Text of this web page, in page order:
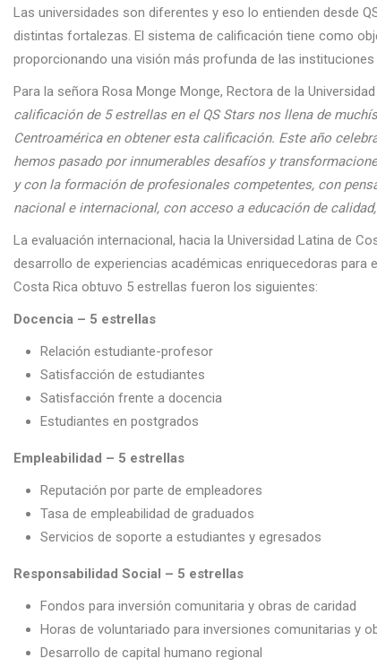
Las universidades son diferentes y eso lo entienden desde
distintas fortalezas. El sistema de calificación tiene como
proporcionando una visión más profunda de las instituciones
Para la señora Rosa Monge Monge, Rectora de la
calificación de 5 estrellas en el QS Stars nos llena de
Centroamérica en obtener esta calificación. Este año
hemos pasado por innumerables desafíos y
y con la formación de profesionales competentes, con
nacional e internacional, con acceso a educación de
La evaluación internacional, hacia la Universidad Latina de
desarrollo de experiencias académicas enriquecedoras
Costa Rica obtuvo 5 estrellas fueron los siguientes:
Docencia – 5 estrellas
Relación estudiante-profesor
Satisfacción de estudiantes
Satisfacción frente a docencia
Estudiantes en postgrados
Empleabilidad – 5 estrellas
Reputación por parte de empleadores
Tasa de empleabilidad de graduados
Servicios de soporte a estudiantes y egresados
Responsabilidad Social – 5 estrellas
Fondos para inversión comunitaria y obras de caridad
Horas de voluntariado para inversiones comunitarias y
Desarrollo de capital humano regional